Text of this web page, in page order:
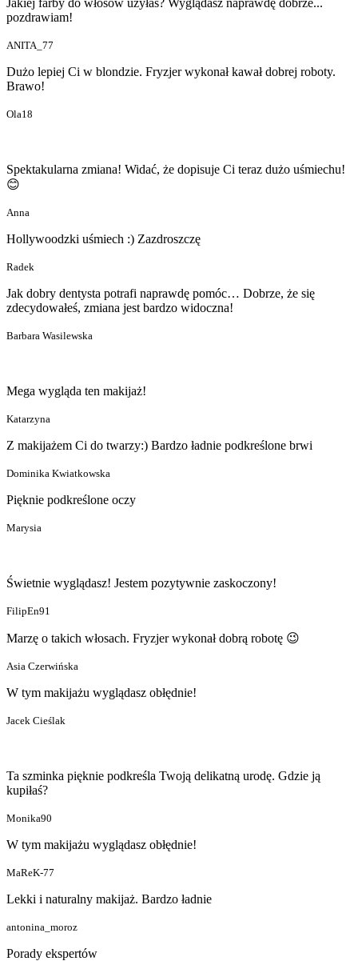
Jakiej farby do włosów użyłaś? Wyglądasz naprawdę dobrze...
pozdrawiam!
ANITA_77
Dużo lepiej Ci w blondzie. Fryzjer wykonał kawał dobrej roboty.
Brawo!
Ola18
Spektakularna zmiana! Widać, że dopisuje Ci teraz dużo uśmiechu!
😊
Anna
Hollywoodzki uśmiech :) Zazdroszczę
Radek
Jak dobry dentysta potrafi naprawdę pomóc… Dobrze, że się
zdecydowałeś, zmiana jest bardzo widoczna!
Barbara Wasilewska
Mega wygląda ten makijaż!
Katarzyna
Z makijażem Ci do twarzy:) Bardzo ładnie podkreślone brwi
Dominika Kwiatkowska
Pięknie podkreślone oczy
Marysia
Świetnie wyglądasz! Jestem pozytywnie zaskoczony!
FilipEn91
Marzę o takich włosach. Fryzjer wykonał dobrą robotę 😉
Asia Czerwińska
W tym makijażu wyglądasz obłędnie!
Jacek Cieślak
Ta szminka pięknie podkreśla Twoją delikatną urodę. Gdzie ją
kupiłaś?
Monika90
W tym makijażu wyglądasz obłędnie!
MaReK-77
Lekki i naturalny makijaż. Bardzo ładnie
antonina_moroz
Porady ekspertów